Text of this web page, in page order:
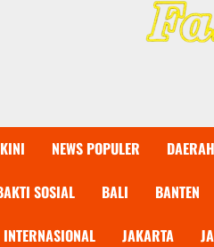
NEWS POPULER DAERAH
SOSIAL BALI BANTEN
INTERNASIONAL JAKARTA